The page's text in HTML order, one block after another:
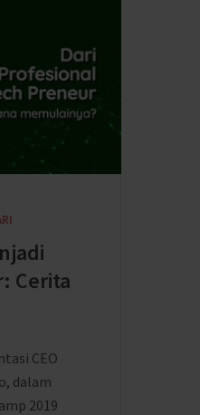
Cerita
CEO
dalam
2019